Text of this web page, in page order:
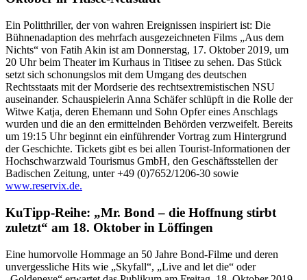
Ein Politthriller, der von wahren Ereignissen inspiriert ist: Die
Bühnenadaption des mehrfach ausgezeichneten Films „Aus dem
Nichts“ von Fatih Akin ist am Donnerstag, 17. Oktober 2019, um
20 Uhr beim Theater im Kurhaus in Titisee zu sehen. Das Stück
setzt sich schonungslos mit dem Umgang des deutschen
Rechtsstaats mit der Mordserie des rechtsextremistischen NSU
auseinander. Schauspielerin Anna Schäfer schlüpft in die Rolle der
Witwe Katja, deren Ehemann und Sohn Opfer eines Anschlags
wurden und die an den ermittelnden Behörden verzweifelt. Bereits
um 19:15 Uhr beginnt ein einführender Vortrag zum Hintergrund
der Geschichte. Tickets gibt es bei allen Tourist-Informationen der
Hochschwarzwald Tourismus GmbH, den Geschäftsstellen der
Badischen Zeitung, unter +49 (0)7652/1206-30 sowie
www.reservix.de.
KuTipp-Reihe: „Mr. Bond – die Hoffnung stirbt
zuletzt“ am 18. Oktober in Löffingen
Eine humorvolle Hommage an 50 Jahre Bond-Filme und deren
unvergessliche Hits wie „Skyfall“, „Live and let die“ oder